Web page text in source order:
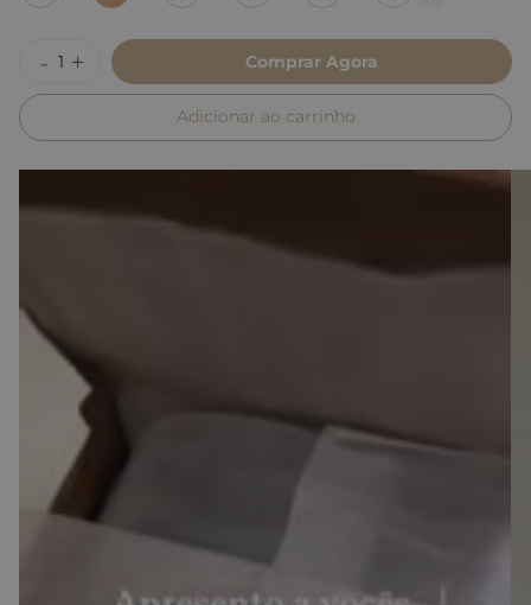
Comprar Agora
Adicionar ao carrinho